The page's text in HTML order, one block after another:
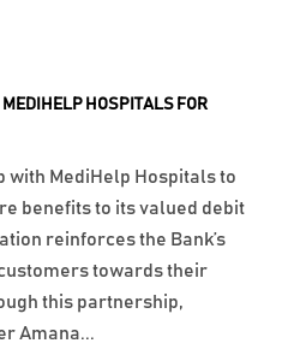
HOSPITALS FOR
with MediHelp Hospitals to
benefits to its valued debit
reinforces the Bank’s
towards their
this partnership,
Amana...